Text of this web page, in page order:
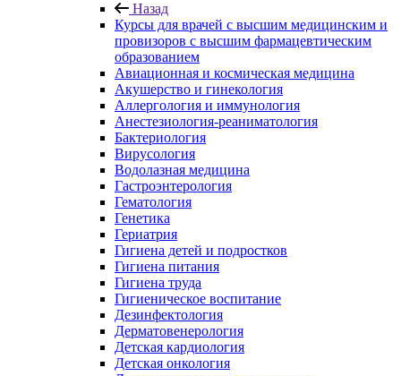
Назад
Курсы для врачей с высшим медицинским и
провизоров с высшим фармацевтическим
образованием
Авиационная и космическая медицина
Акушерство и гинекология
Аллергология и иммунология
Анестезиология-реаниматология
Бактериология
Вирусология
Водолазная медицина
Гастроэнтерология
Гематология
Генетика
Гериатрия
Гигиена детей и подростков
Гигиена питания
Гигиена труда
Гигиеническое воспитание
Дезинфектология
Дерматовенерология
Детская кардиология
Детская онкология